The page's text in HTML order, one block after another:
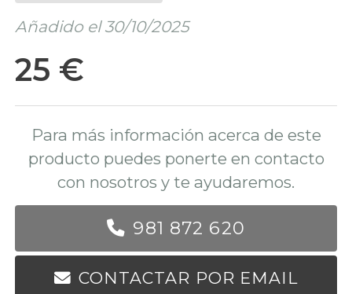
Añadido el 30/10/2025
25 €
Para más información acerca de este
producto puedes ponerte en contacto
con nosotros y te ayudaremos.
981 872 620
CONTACTAR POR EMAIL